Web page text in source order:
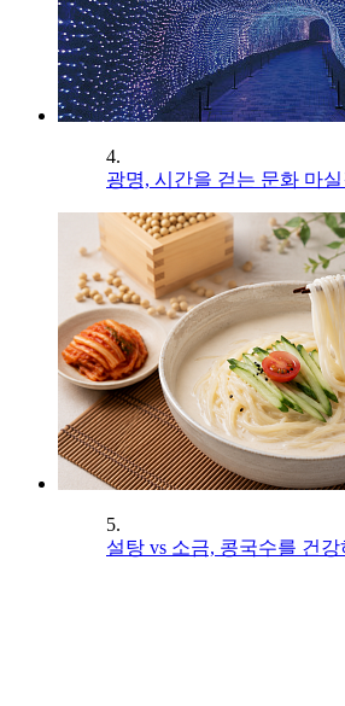
4.
광명, 시간을 걷는 문화 마실
5.
설탕 vs 소금, 콩국수를 건